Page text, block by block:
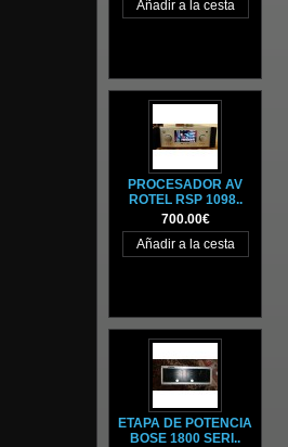
PROCESADOR AV
ROTEL RSP 1098..
700.00€
ETAPA DE POTENCIA
BOSE 1800 SERI..